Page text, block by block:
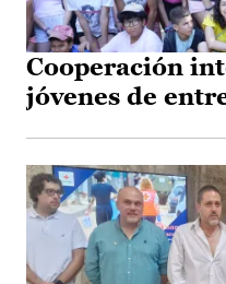
Cooperación
jóvenes de